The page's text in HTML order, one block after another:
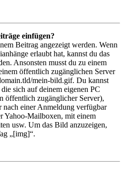
einfügen?
Beitrag angezeigt werden. Wenn
erlaubt hat, kannst du das
Ansonsten musst du zu einem
öffentlich zugänglichen Server
mein-bild.gif. Du kannst
sich auf deinem eigenen PC
öffentlich zugänglicher Server),
einer Anmeldung verfügbar
Yahoo-Mailboxen, mit einem
usw. Um das Bild anzuzeigen,
„[img]“.